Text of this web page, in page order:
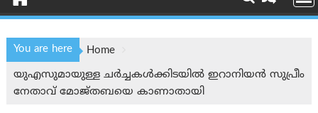
You are here
Home
യുഎസുമായുള്ള ചർച്ചകൾക്കിടയിൽ ഇറാനിയന്‍ സുപ്രീം
നേതാവ് മോജ്തബയെ കാണാതായി